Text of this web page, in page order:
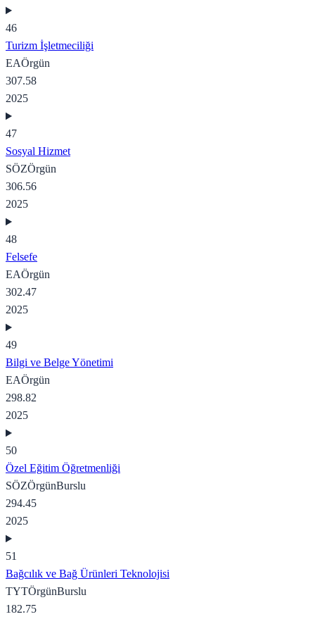
46
Turizm İşletmeciliği
EAÖrgün
307.58
2025
47
Sosyal Hizmet
SÖZÖrgün
306.56
2025
48
Felsefe
EAÖrgün
302.47
2025
49
Bilgi ve Belge Yönetimi
EAÖrgün
298.82
2025
50
Özel Eğitim Öğretmenliği
SÖZÖrgünBurslu
294.45
2025
51
Bağcılık ve Bağ Ürünleri Teknolojisi
TYTÖrgünBurslu
182.75